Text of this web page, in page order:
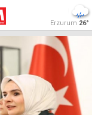
Erzurum 26°